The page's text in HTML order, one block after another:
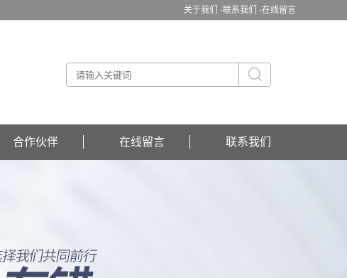
关于我们 -联系我们 -在线留言
合作伙伴 在线留言 联系我们